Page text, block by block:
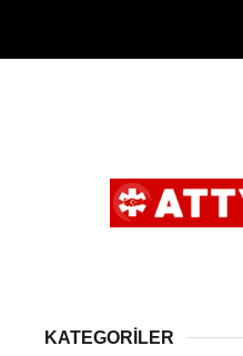
KATEGORİLER